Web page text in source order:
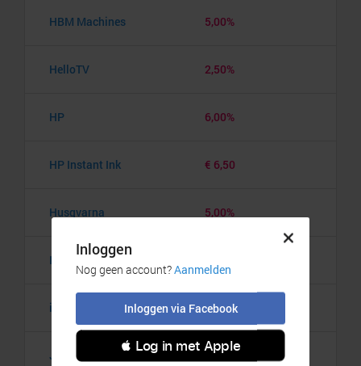
HBM Machines 5,00%
HelloTV 2,50%
HP 6,00%
HP Instant Ink € 6,50
Husqvarna 5,00%
InkClub.com
iPadspullekes.nl 10,00%
Jackery 6,00%